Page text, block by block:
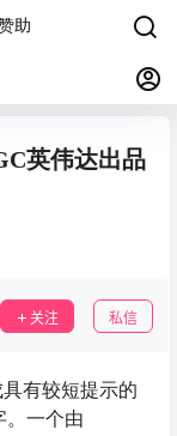
助
英伟达出品
关注 私信
有较短提示的
。一个由